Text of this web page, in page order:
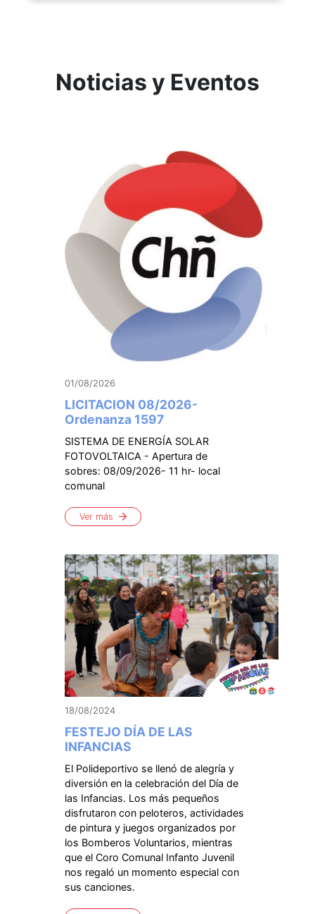
Noticias y Eventos
01/08/2026
LICITACION 08/2026-
Ordenanza 1597
SISTEMA DE ENERGÍA SOLAR
FOTOVOLTAICA - Apertura de
sobres: 08/09/2026- 11 hr- local
comunal
Ver más
18/08/2024
FESTEJO DÍA DE LAS
INFANCIAS
El Polideportivo se llenó de alegría y
diversión en la celebración del Día de
las Infancias. Los más pequeños
disfrutaron con peloteros, actividades
de pintura y juegos organizados por
los Bomberos Voluntarios, mientras
que el Coro Comunal Infanto Juvenil
nos regaló un momento especial con
sus canciones.